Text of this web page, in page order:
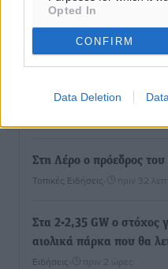
Opted In
CONFIRM
Data Deletion
Γενναδίου παρουσία
Στη Λέρο ο πρόεδρος
Τοπικές Ειδήσεις πριν 32
Στα 2-2,35 GW ο στόχος
αιολικά πάρκα που θα
Ειδήσεις πριν 2 ώρες